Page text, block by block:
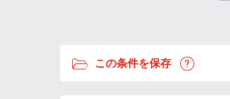
この条件を保存